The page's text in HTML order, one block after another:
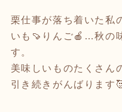
栗仕事が落ち着いた私
いも🍠りんご🍎…秋の
す。
美味しいものたくさん
引き続きがんばります